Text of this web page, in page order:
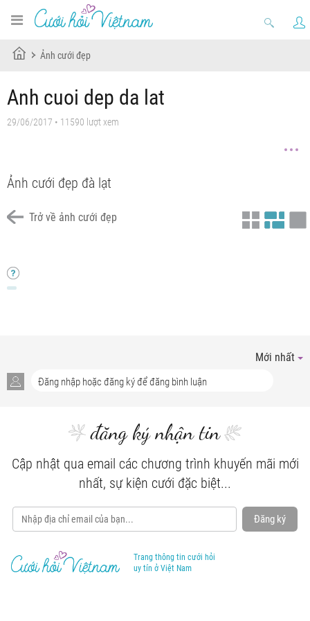
Ảnh cưới đẹp
Anh cuoi dep da lat
29/06/2017 • 11590 lượt xem
Ảnh cưới đẹp đà lạt
Trở về ảnh cưới đẹp
Chưa có tiêu đề
Chưa có tiêu đề
Chưa có tiêu đề
Chưa có tiêu đề
Chưa có tiêu đề
Chưa có tiêu đề
Chưa có tiêu đề
Chưa có tiêu đề
Mới nhất
đăng ký nhận tin
Cập nhật qua email các chương trình khuyến mãi mới
nhất, sự kiện cưới đặc biệt...
Đăng ký
Trang thông tin cưới hỏi
uy tín ở Việt Nam